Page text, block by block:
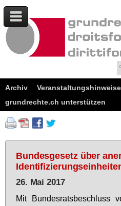
Archiv
Veranstaltungshinweise
grundrechte.ch unterstützen
Bundesgesetz über
26. Mai 2017
Mit Bun­des­rats­be­schluss